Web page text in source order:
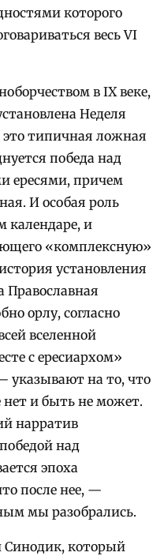
которого
весь VI
в IX веке,
Неделя
типичная ложная
победа над
ересями, причем
И особая роль
календаре, и
«комплексную»
установления
Православная
орлу, согласно
вселенной
с ересиархом»
указывают на то, что
нет и быть не может.
нарратив
над
эпоха
после нее, —
мы разобрались.
Синодик, который